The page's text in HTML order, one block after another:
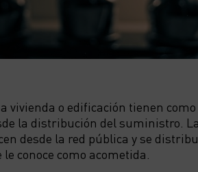
vivienda o edificación tienen
la distribución del suministro.
desde la red pública y se
conoce como acometida.